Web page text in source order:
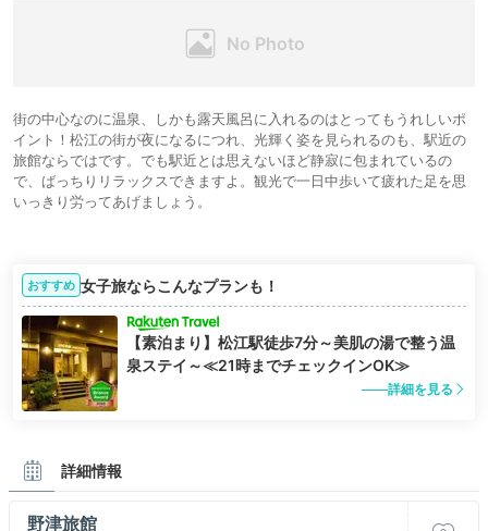
街の中心なのに温泉、しかも露天風呂に入れるのはとってもうれしいポ
イント！松江の街が夜になるにつれ、光輝く姿を見られるのも、駅近の
旅館ならではです。でも駅近とは思えないほど静寂に包まれているの
で、ばっちりリラックスできますよ。観光で一日中歩いて疲れた足を思
いっきり労ってあげましょう。
おすすめ 女子旅ならこんなプランも！
【素泊まり】松江駅徒歩7分～美肌の湯で整う温
泉ステイ～≪21時までチェックインOK≫
詳細を見る
詳細情報
野津旅館